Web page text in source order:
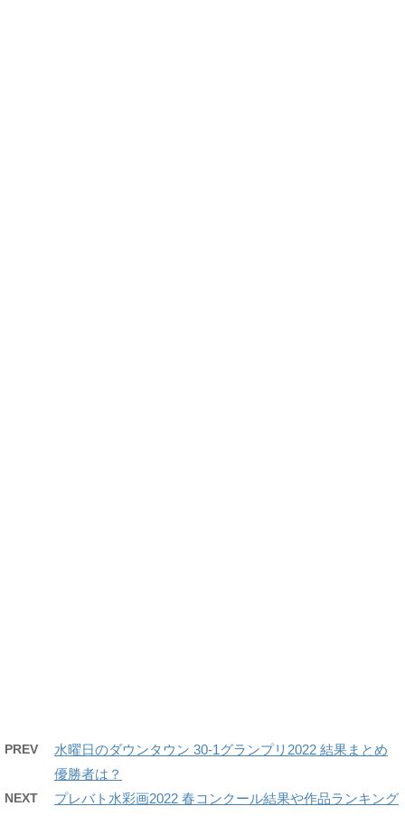
PREV
水曜日のダウンタウン 30-1グランプリ2022 結果まとめ
優勝者は？
NEXT
プレバト水彩画2022 春コンクール結果や作品ランキング